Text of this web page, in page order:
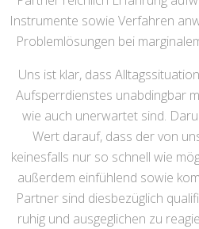
Instrumente sowie Verfahren
Problemlösungen bei
Uns ist klar, dass
Aufsperrdienstes unabdingbar
wie auch unerwartet sind.
Wert darauf, dass der von
keinesfalls nur so schnell wie
außerdem einfühlend sowie
Partner sind diesbezüglich
ruhig und ausgeglichen zu